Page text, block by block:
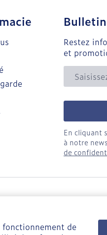
fonctionnement de
Restez
et
Adresse mail
En cliquant
à notre
de